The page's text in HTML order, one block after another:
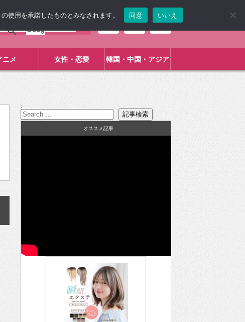
ニメ 女性・恋愛 韓国・中国・アジア
:
オススメ記事
使用を承諾したものとみなされます。 同意 いいえ